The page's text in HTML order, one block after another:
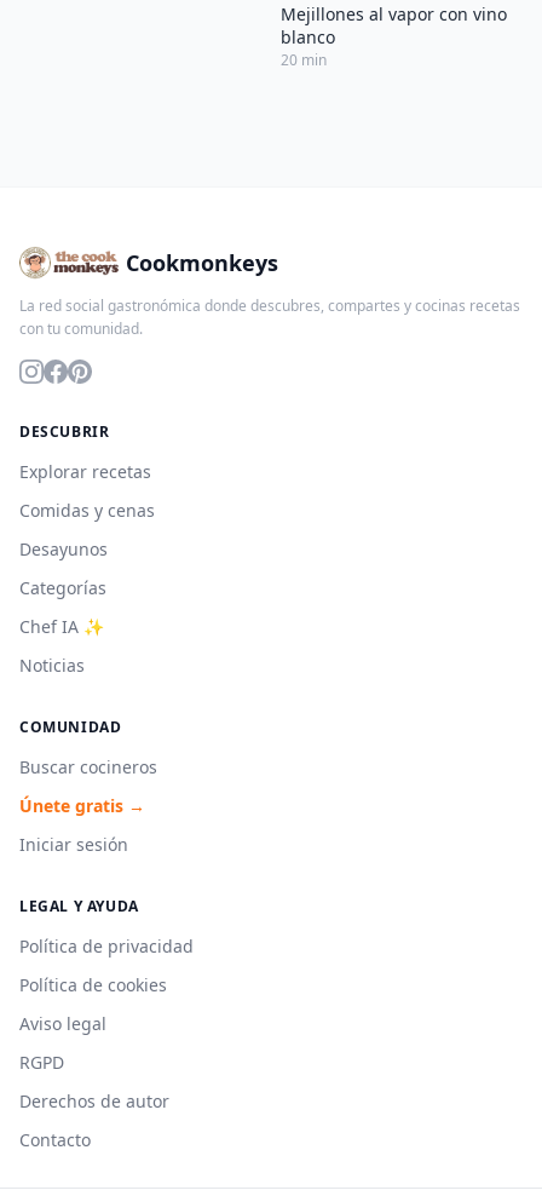
Mejillones al vapor con vino
blanco
20 min
Cookmonkeys
La red social gastronómica donde descubres, compartes y cocinas recetas
con tu comunidad.
DESCUBRIR
Explorar recetas
Comidas y cenas
Desayunos
Categorías
Chef IA ✨
Noticias
COMUNIDAD
Buscar cocineros
Únete gratis →
Iniciar sesión
LEGAL Y AYUDA
Política de privacidad
Política de cookies
Aviso legal
RGPD
Derechos de autor
Contacto